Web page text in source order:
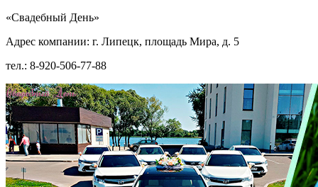
«Свадебный День»
Адрес компании: г. Липецк, площадь Мира, д. 5
тел.: 8-920-506-77-88